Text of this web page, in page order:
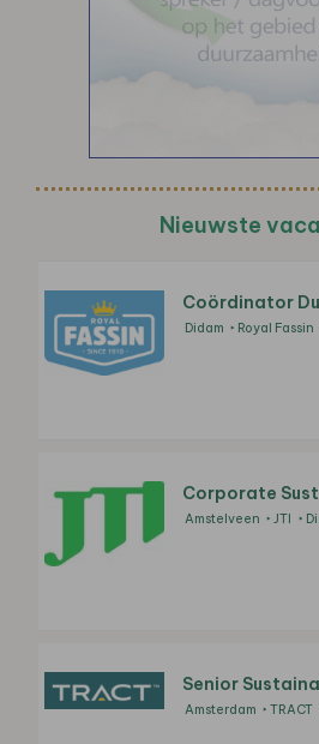
Nieuwste
Coördinator
Didam Royal Fassin
Corporate
Amstelveen JTI
Senior
Amsterdam TRACT